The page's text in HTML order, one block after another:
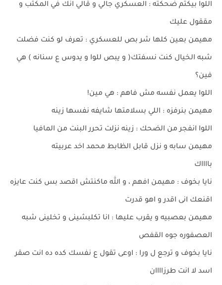
اللوا بيكتم ضحكته : العسكري جالي و قالي انك في المكتب و
مققول عليك
مهيمن بعين كلها شر بص للعسكري : تعرف لو كنت فضلت
شبه الخيال كنت نسفتك( و يبص للوا و يدوس ع سنانه ) هي
فين؟
اللوا يعمل نفسه مش فاهم : هي مين!
مهيمن بنرفزه : اللي بسلامتها شايفه نفسها زينه
اللوا انفجر من الضحك : زينه نزلت تحرر البنت من المافيا
مهيمن سابه و نزل قابل الظابط محمد اخد عربيته
بااااك
نايا بخوف : مهيمن افهم ، و الله ماكنتش اقصد بس كنت عايزه
اقنعك انى اقدر و اهو قدرت
مهيمن بعصبيه و يقرب عليها : انا تكلبشينى و تخلينى شبه
العصفوره جوه القفص
نايا بخوف و ترجع ل ورا : اوعى تقول ع نفسك كده ده انت صقر
اسد لا انت طرزاااان